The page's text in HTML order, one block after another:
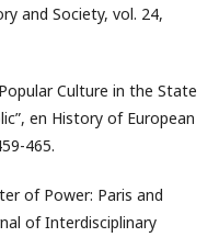
and Society, vol. 24,
Culture in the State
en History of European
465.
of Power: Paris and
of Interdisciplinary